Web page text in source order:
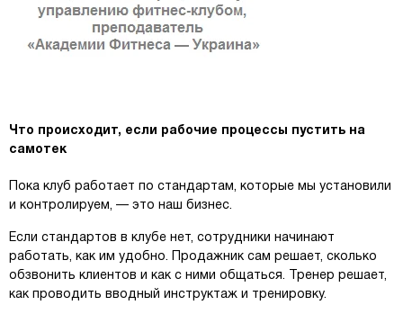
Что происходит, если рабочие процессы пустить на
самотек
Пока клуб работает по стандартам, которые мы установили
и контролируем, — это наш бизнес.
Если стандартов в клубе нет, сотрудники начинают
работать, как им удобно. Продажник сам решает, сколько
обзвонить клиентов и как с ними общаться. Тренер решает,
как проводить вводный инструктаж и тренировку.